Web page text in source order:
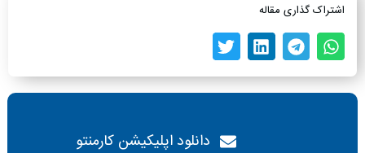
اشتراک گذاری مقاله
دانلود اپلیکیشن کارمنتو